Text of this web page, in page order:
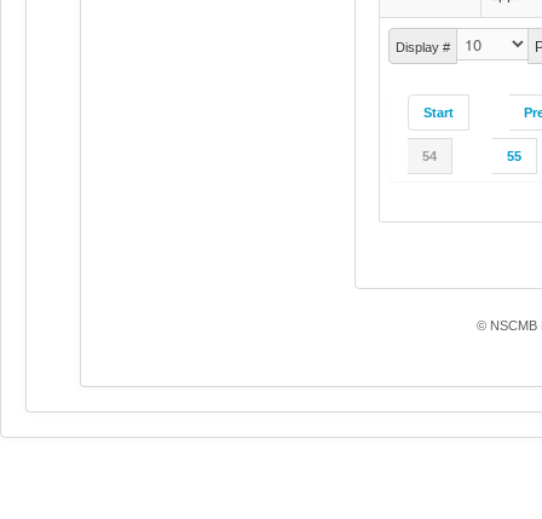
Display #
Start
54 55
© NSCMB